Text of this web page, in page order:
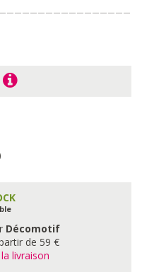
Décomotif
de 59 €
livraison